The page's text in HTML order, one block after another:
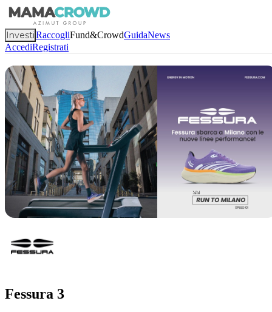
InvestiRaccogliFund&CrowdGuidaNews
AccediRegistrati
Fessura 3